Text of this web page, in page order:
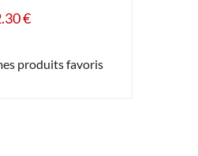
€
produits favoris